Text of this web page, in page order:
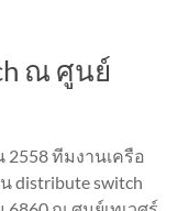
ณ ศูนย์
2558 ทีมงานเครือ
distribute switch